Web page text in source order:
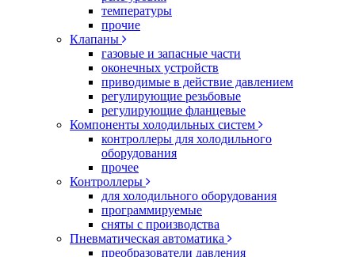
температуры
прочие
Клапаны
газовые и запасные части
оконечных устройств
приводимые в действие давлением
регулирующие резьбовые
регулирующие фланцевые
Компоненты холодильных систем
контроллеры для холодильного
оборудования
прочее
Контроллеры
для холодильного оборудования
программируемые
сняты с производства
Пневматическая автоматика
преобразователи давления